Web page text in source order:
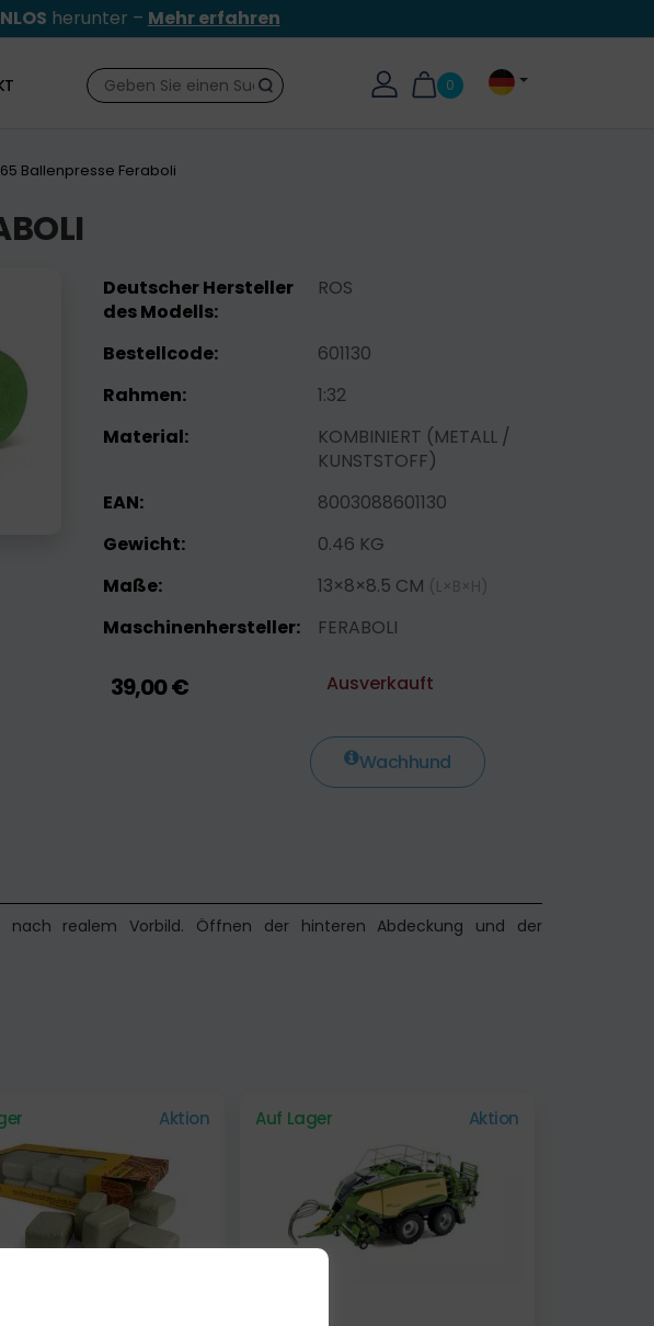
herunter – Mehr erfahren
0
Suche
Ballenpresse Feraboli
Deutscher Hersteller
des Modells:
ROS
Bestellcode:
601130
Rahmen:
1:32
Material:
KOMBINIERT (METALL /
KUNSTSTOFF)
EAN:
8003088601130
Gewicht:
0.46 KG
Maße:
13×8×8.5 CM (L×B×H)
Maschinenhersteller: FERABOLI
39,00 € Ausverkauft
Wachhund
nach realem Vorbild. Öffnen der hinteren Abdeckung und der
Aktion Auf Lager Aktion